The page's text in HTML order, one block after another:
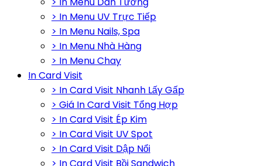
> In Menu UV Trực Tiếp
> In Menu Nails, Spa
> In Menu Nhà Hàng
> In Menu Chay
In Card Visit
> In Card Visit Nhanh Lấy Gấp
> Giá In Card Visit Tổng Hợp
> In Card Visit Ép Kim
> In Card Visit UV Spot
> In Card Visit Dập Nổi